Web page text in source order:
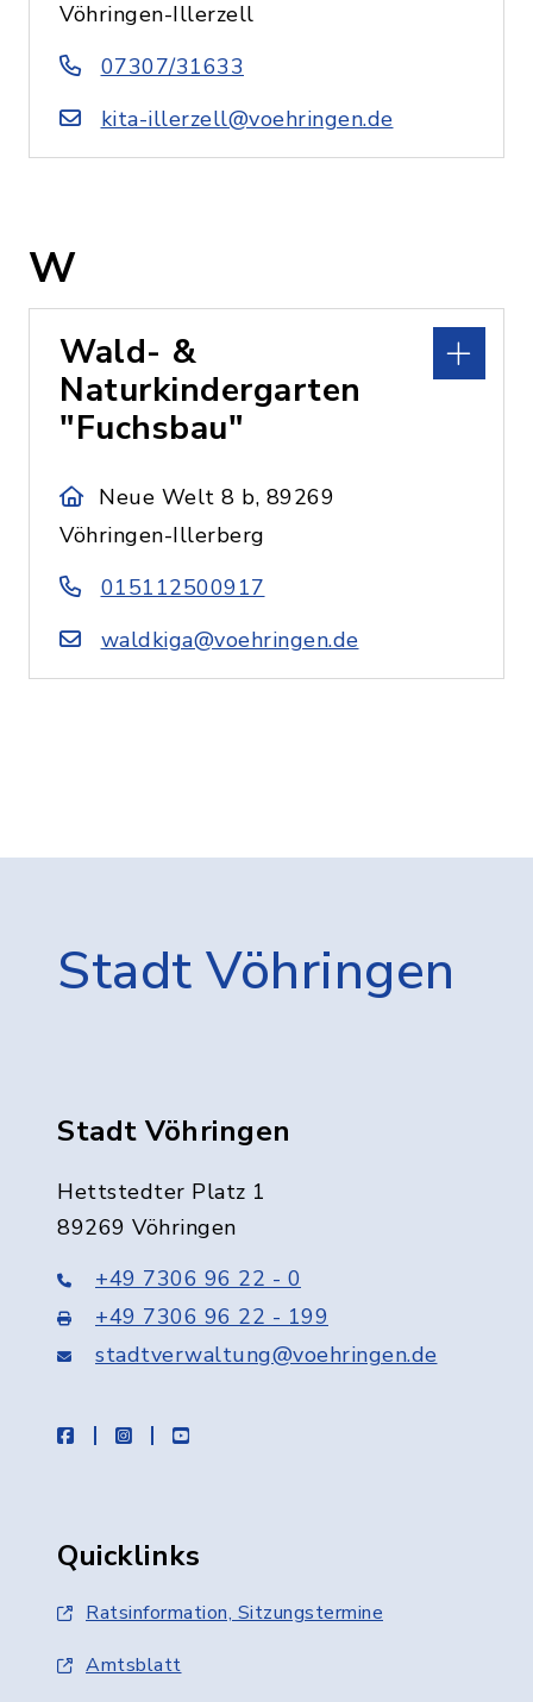
Vöhringen-Illerzell
07307/31633
kita-illerzell@voehringen.de
W
Wald- &
Naturkindergarten
"Fuchsbau"
Neue Welt 8 b, 89269
Vöhringen-Illerberg
015112500917
waldkiga@voehringen.de
Stadt Vöhringen
Stadt Vöhringen
Hettstedter Platz 1
89269 Vöhringen
+49 7306 96 22 - 0
+49 7306 96 22 - 199
stadtverwaltung@voehringen.de
facebookinstagramyoutube
Quicklinks
Ratsinformation, Sitzungstermine
Amtsblatt